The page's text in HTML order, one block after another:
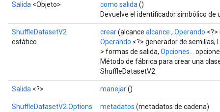
Salida <Objeto> como salida ()
Devuelve el identificador simbólico de
ShuffleDatasetV2
estático
crear(alcance alcance , Operando
Operando <?> generador de semillas,
> formas de salida, Opciones...
Método de fábrica para crear una
ShuffleDatasetV2.
Salida <?> manejar()
ShuffleDatasetV2.Options
metadatos (metadatos de cadena)